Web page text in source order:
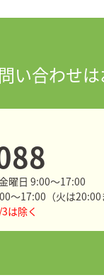
い合わせ
曜日 9:00～17:00
～17:00（火は20:00
は除く